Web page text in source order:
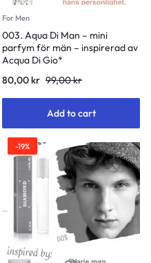
For Men
003. Aqua Di Man – mini
parfym för män – inspirerad av
Acqua Di Gio*
80,00kr 99,00kr
Add to cart
-19%